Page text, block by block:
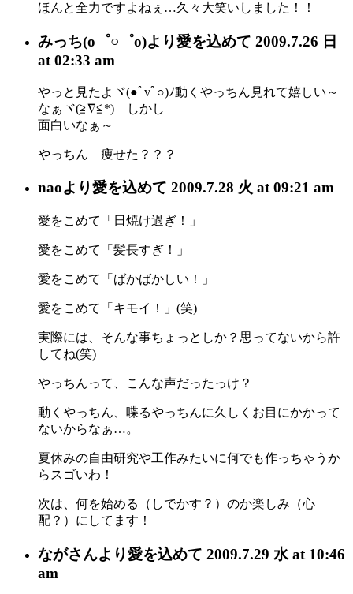
ほんと全力ですよねぇ…久々大笑いしました！！
みっち(o゜○゜o)より愛を込めて 2009.7.26 日
at 02:33 am
やっと見たよヾ(●ﾟvﾟ○)ﾉ動くやっちん見れて嬉しい～
なぁヾ(≧∇≦*)ゝしかし
面白いなぁ～
やっちん 痩せた？？？
naoより愛を込めて 2009.7.28 火 at 09:21 am
愛をこめて「日焼け過ぎ！」
愛をこめて「髪長すぎ！」
愛をこめて「ばかばかしい！」
愛をこめて「キモイ！」(笑)
実際には、そんな事ちょっとしか？思ってないから許
してね(笑)
やっちんって、こんな声だったっけ？
動くやっちん、喋るやっちんに久しくお目にかかって
ないからなぁ…。
夏休みの自由研究や工作みたいに何でも作っちゃうか
らスゴいわ！
次は、何を始める（しでかす？）のか楽しみ（心
配？）にしてます！
ながさんより愛を込めて 2009.7.29 水 at 10:46
am